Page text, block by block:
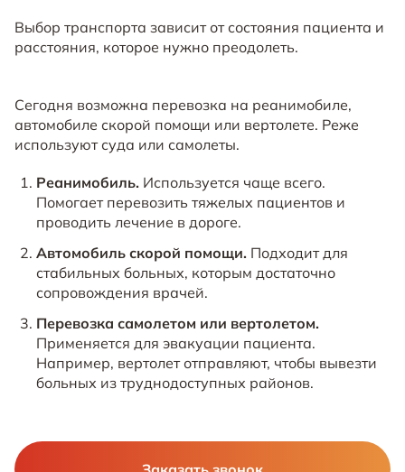
Выбор транспорта зависит от состояния пациента и
расстояния, которое нужно преодолеть.
Сегодня возможна перевозка на реанимобиле,
автомобиле скорой помощи или вертолете. Реже
используют суда или самолеты.
Реанимобиль. Используется чаще всего.
Помогает перевозить тяжелых пациентов и
проводить лечение в дороге.
Автомобиль скорой помощи. Подходит для
стабильных больных, которым достаточно
сопровождения врачей.
Перевозка самолетом или вертолетом.
Применяется для эвакуации пациента.
Например, вертолет отправляют, чтобы вывезти
больных из труднодоступных районов.